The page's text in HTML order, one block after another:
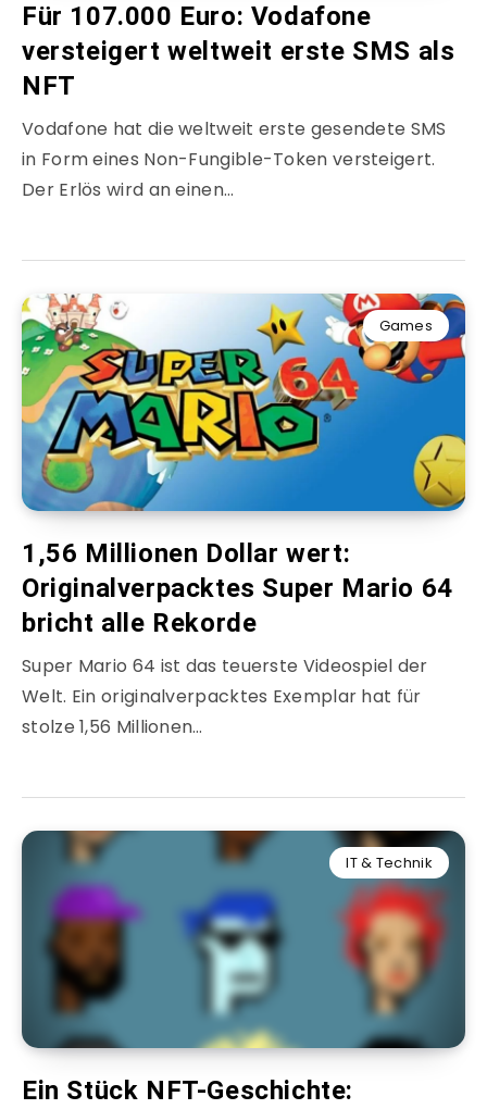
Für 107.000 Euro: Vodafone
versteigert weltweit erste SMS als
NFT
Vodafone hat die weltweit erste gesendete SMS
in Form eines Non-Fungible-Token versteigert.
Der Erlös wird an einen…
Games
1,56 Millionen Dollar wert:
Originalverpacktes Super Mario 64
bricht alle Rekorde
Super Mario 64 ist das teuerste Videospiel der
Welt. Ein originalverpacktes Exemplar hat für
stolze 1,56 Millionen…
IT & Technik
Ein Stück NFT-Geschichte: